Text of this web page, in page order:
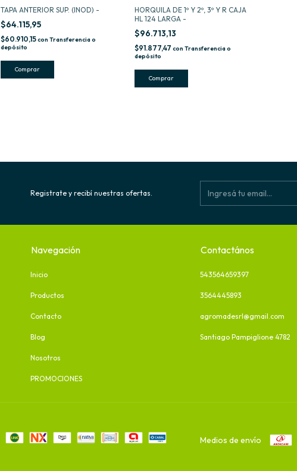
TAPA ANTERIOR SUP. (INOD) -
$64.115,95
$60.910,15con Transferencia o
depósito
HORQUILA DE 1º Y 2º, 3º Y R CAJA
HL 124 LARGA -
$96.713,13
$91.877,47 con Transferencia o
depósito
Registrate y recibí nuestras ofertas.
Navegación
Inicio
Productos
Contacto
Blog
Nosotros
PROMOCIONES
Contactános
543564659397
3564445893
agromadesrl@gmail.com
Santiago Pampiglione 4782
Medios de envío